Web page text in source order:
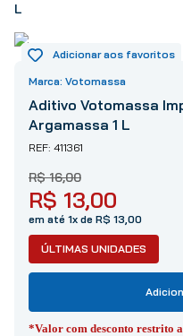
L
Votomassa
Aditivo Votomassa
Argamassa 1 L
411361
R$ 13,00
R$ 16,00
em até 1x de R$ 13,00
ÚLTIMAS UNIDADES
*Valor com desconto restrito
5
º
vaso sanitário
6º
torneira
7º
chuveiro
8º
cimento
10 º tinta